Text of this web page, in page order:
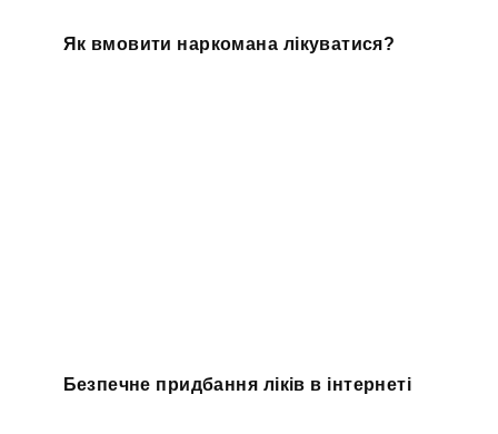
Як вмовити наркомана лікуватися?
Безпечне придбання ліків в інтернеті